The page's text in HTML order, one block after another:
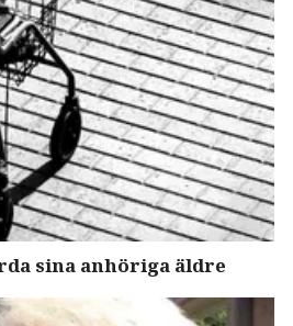
sina anhöriga äldre